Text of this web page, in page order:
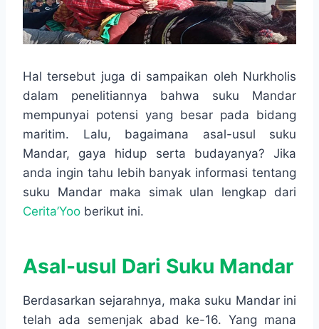
Hal tersebut juga di sampaikan oleh Nurkholis
dalam penelitiannya bahwa suku Mandar
mempunyai potensi yang besar pada bidang
maritim. Lalu, bagaimana asal-usul suku
Mandar, gaya hidup serta budayanya? Jika
anda ingin tahu lebih banyak informasi tentang
suku Mandar maka simak ulan lengkap dari
Cerita’Yoo berikut ini.
Asal-usul Dari Suku Mandar
Berdasarkan sejarahnya, maka suku Mandar ini
telah ada semenjak abad ke-16. Yang mana